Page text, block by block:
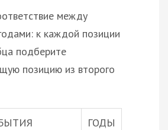
между
к каждой позиции
подберите
позицию из второго
ГОДЫ